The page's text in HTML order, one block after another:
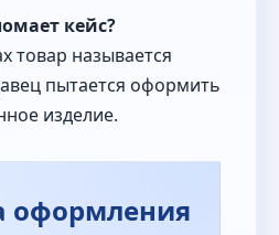
кейс?
товар называется
пытается оформить
изделие.
оформления